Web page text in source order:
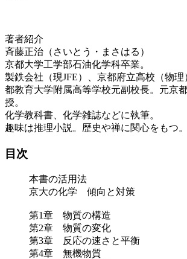
著者紹介
斉藤正治（さいとう・まさはる）
京都大学工学部石油化学科卒業。
製鉄会社（現JFE）、京都府立高校（物
都教育大学附属高等学校元副校長。元京
授。
化学教科書、化学雑誌などに執筆。
趣味は推理小説。歴史や禅に関心をもつ。
目次
本書の活用法
京大の化学 傾向と対策
第1章 物質の構造
第2章 物質の変化
第3章 反応の速さと平衡
第4章 無機物質